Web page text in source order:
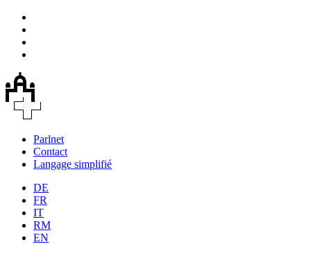
Parlnet
Contact
Langage simplifié
DE
FR
IT
RM
EN